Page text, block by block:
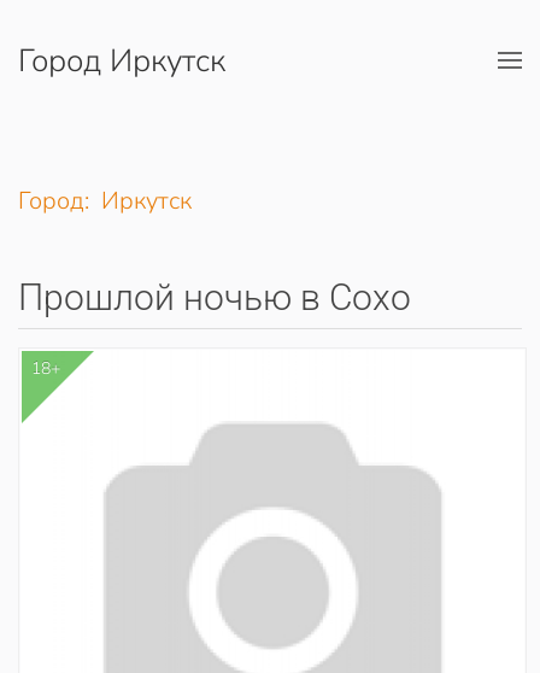
Перейти к содержимому
Город Иркутск
Город: Иркутск
Прошлой ночью в Сохо
18+